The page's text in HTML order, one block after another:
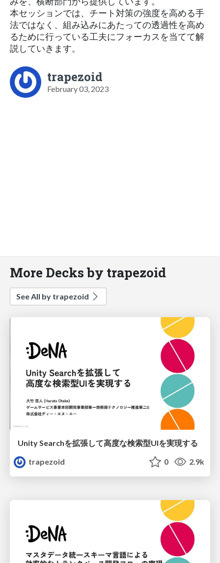
本セッションでは、チート対策の強度を高める手
法ではなく、組み込みにあたっての透過性を高め
るために行っている工夫にフォーカスを当てて解
説していきます。
trapezoid
February 03, 2023
More Decks by trapezoid
See All by trapezoid
Unity Searchを拡張して高度な検索型UIを実現する
trapezoid
0 2.9k